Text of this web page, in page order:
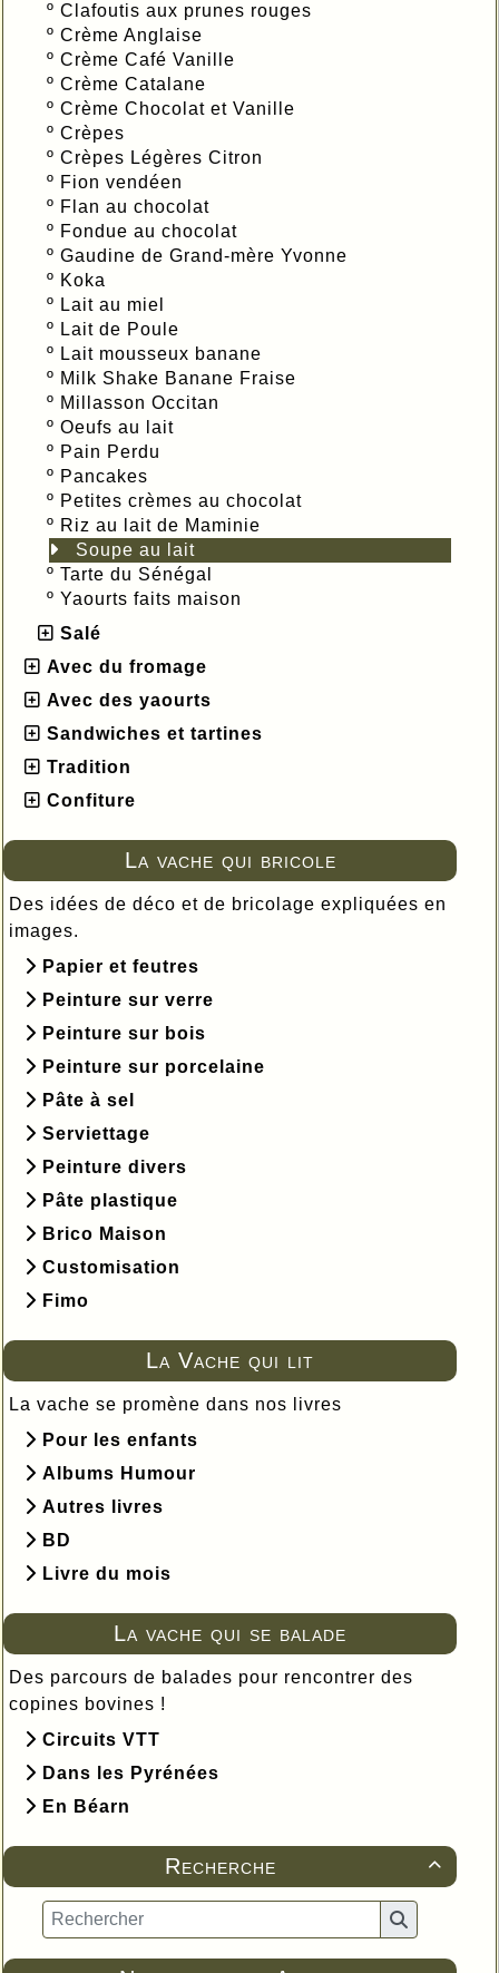
º Clafoutis aux prunes rouges
º Crème Anglaise
º Crème Café Vanille
º Crème Catalane
º Crème Chocolat et Vanille
º Crèpes
º Crèpes Légères Citron
º Fion vendéen
º Flan au chocolat
º Fondue au chocolat
º Gaudine de Grand-mère Yvonne
º Koka
º Lait au miel
º Lait de Poule
º Lait mousseux banane
º Milk Shake Banane Fraise
º Millasson Occitan
º Oeufs au lait
º Pain Perdu
º Pancakes
º Petites crèmes au chocolat
º Riz au lait de Maminie
Soupe au lait
º Tarte du Sénégal
º Yaourts faits maison
Salé
Avec du fromage
Avec des yaourts
Sandwiches et tartines
Tradition
Confiture
La vache qui bricole
Des idées de déco et de bricolage expliquées en
images.
Papier et feutres
Peinture sur verre
Peinture sur bois
Peinture sur porcelaine
Pâte à sel
Serviettage
Peinture divers
Pâte plastique
Brico Maison
Customisation
Fimo
La Vache qui lit
La vache se promène dans nos livres
Pour les enfants
Albums Humour
Autres livres
BD
Livre du mois
La vache qui se balade
Des parcours de balades pour rencontrer des
copines bovines !
Circuits VTT
Dans les Pyrénées
En Béarn

Recherche